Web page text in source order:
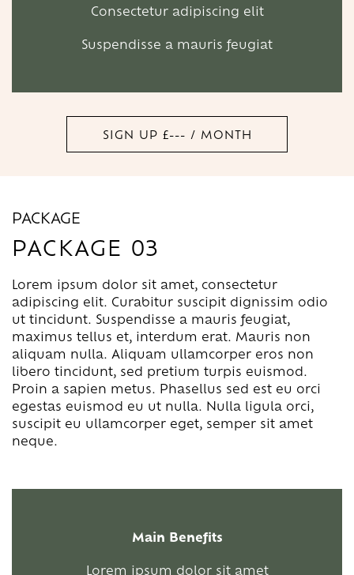
Consectetur adipiscing elit
Suspendisse a mauris feugiat
SIGN UP £--- / MONTH
PACKAGE
PACKAGE 03
Lorem ipsum dolor sit amet, consectetur
adipiscing elit. Curabitur suscipit dignissim odio
ut tincidunt. Suspendisse a mauris feugiat,
maximus tellus et, interdum erat. Mauris non
aliquam nulla. Aliquam ullamcorper eros non
libero tincidunt, sed pretium turpis euismod.
Proin a sapien metus. Phasellus sed est eu orci
egestas euismod eu ut nulla. Nulla ligula orci,
suscipit eu ullamcorper eget, semper sit amet
neque.
Main Benefits
Lorem ipsum dolor sit amet